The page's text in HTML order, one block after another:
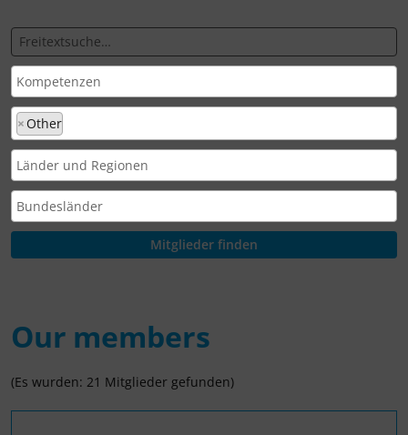
× Other
Our members
(Es wurden: 21 Mitglieder gefunden)